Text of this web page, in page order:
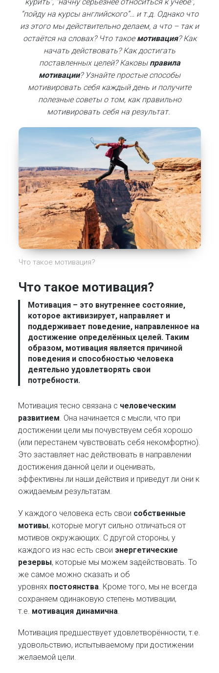
“пойду на курсы английского”… и т.д. Однако что
из этого мы действительно делаем, а что – так и
остаётся на словах? Что такое мотивация? Как
начать действовать? Как достигать
поставленных целей? Каковы правила
мотивации? Узнайте простые способы
мотивировать себя каждый день и получите
полезные советы о том, как правильно
мотивировать себя на результат.
Что такое мотивация?
Что такое мотивация?
Мотивация – это внутреннее состояние,
которое активизирует, направляет и
поддерживает поведение, направленное на
достижение определённых целей. Таким
образом, мотивация является причиной
поведения и способностью человека
деятельно удовлетворять свои
потребности.
Мотивация тесно связана с человеческим
развитием. Она начинается с мысли, что при
достижении цели мы почувствуем себя хорошо
(или перестанем чувствовать себя некомфортно).
Это заставляет нас действовать в направлении
достижения данной цели и оценивать,
эффективны ли наши действия и приведут ли они к
ожидаемым результатам.
У каждого человека есть свои собственные
мотивы, которые могут сильно отличаться от
мотивов окружающих. С другой стороны, у
каждого из нас есть свои энергетические
резервы, которые мы можем задействовать. То
же самое можно сказать и об
уровнях постоянства . Кроме того, мы не всегда
сохраняем одинаковую степень мотивации,
т.е. мотивация динамична
Мотивация предшествует удовлетворённости, т.е.
удовольствию, испытываемому при достижении
желаемой цели.